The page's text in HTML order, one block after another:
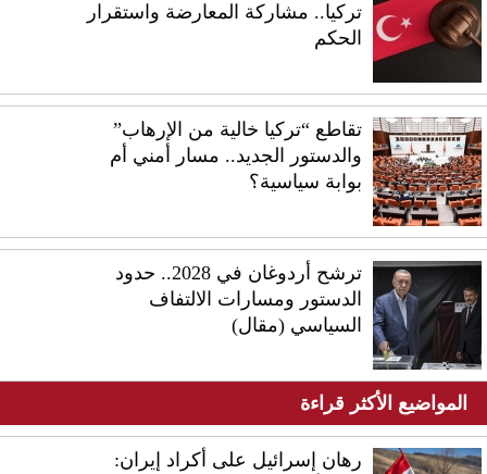
تركيا.. مشاركة المعارضة واستقرار
الحكم
تقاطع “تركيا خالية من الإرهاب”
والدستور الجديد.. مسار أمني أم
بوابة سياسية؟
ترشح أردوغان في 2028.. حدود
الدستور ومسارات الالتفاف
السياسي (مقال)
المواضيع الأكثر قراءة
رهان إسرائيل على أكراد إيران: